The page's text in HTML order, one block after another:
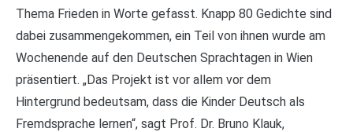
Thema Frieden in Worte gefasst. Knapp 80 Gedichte sind
dabei zusammengekommen, ein Teil von ihnen wurde am
Wochenende auf den Deutschen Sprachtagen in Wien
präsentiert. „Das Projekt ist vor allem vor dem
Hintergrund bedeutsam, dass die Kinder Deutsch als
Fremdsprache lernen“, sagt Prof. Dr. Bruno Klauk,